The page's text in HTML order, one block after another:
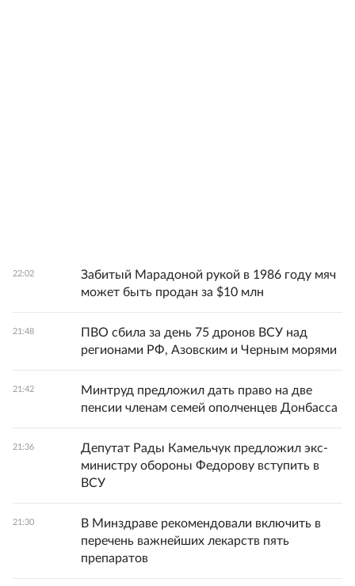
22:02
Забитый Марадоной рукой в 1986 году мяч
может быть продан за $10 млн
21:48
ПВО сбила за день 75 дронов ВСУ над
регионами РФ, Азовским и Черным морями
21:42
Минтруд предложил дать право на две
пенсии членам семей ополченцев Донбасса
21:36
Депутат Рады Камельчук предложил экс-
министру обороны Федорову вступить в
ВСУ
21:30
В Минздраве рекомендовали включить в
перечень важнейших лекарств пять
препаратов